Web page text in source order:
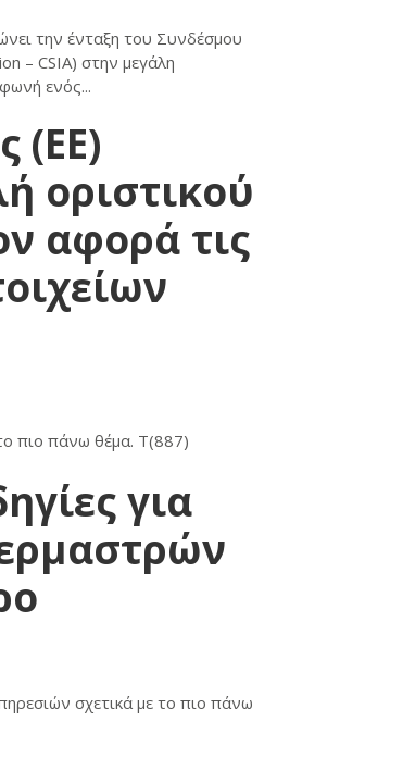
την ένταξη του Συνδέσμου
– CSIA) στην μεγάλη
ενός...
(ΕΕ)
οριστικού
αφορά τις
πιο πάνω θέμα. Τ(887)
για
σχετικά με το πιο πάνω